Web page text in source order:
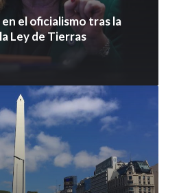
el oficialismo tras la
Ley de Tierras